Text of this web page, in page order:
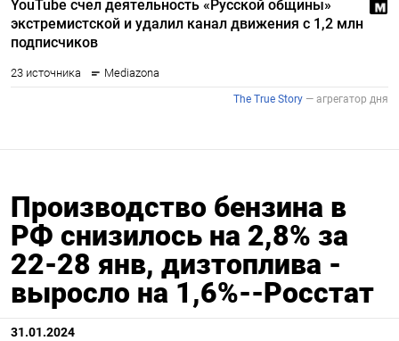
Производство бензина в
РФ снизилось на 2,8% за
22-28 янв, дизтоплива -
выросло на 1,6%--Росстат
31.01.2024